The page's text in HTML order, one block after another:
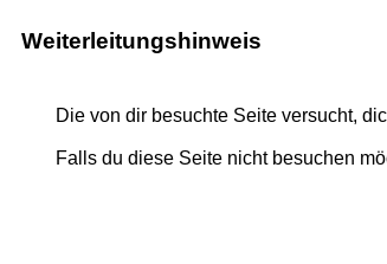
Weiterleitungshinweis
Die von dir besuchte Seite versucht,
Falls du diese Seite nicht besuchen